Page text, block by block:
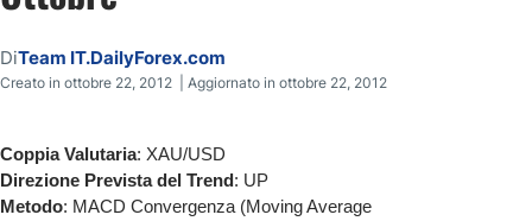
DiTeam IT.DailyForex.com
Creato in ottobre 22, 2012 | Aggiornato in ottobre 22, 2012
Coppia Valutaria: XAU/USD
Direzione Prevista del Trend: UP
Metodo: MACD Convergenza (Moving Average